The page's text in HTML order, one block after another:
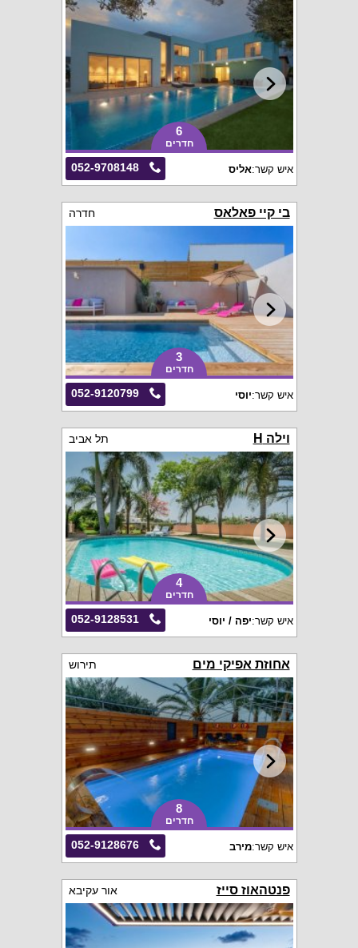
6
חדרים
052-9708148 איש קשר:אליס
בי קיי פאלאס חדרה
3
חדרים
052-9120799 איש קשר:יוסי
וילה H תל אביב
4
חדרים
052-9128531 איש קשר:יפה / יוסי
אחוזת אפיקי מים תירוש
8
חדרים
052-9128676 איש קשר:מירב
פנטהאוז סייז אור עקיבא